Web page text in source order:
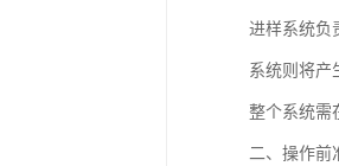
进样系统负
系统则将产
整个系统需
二、操作前